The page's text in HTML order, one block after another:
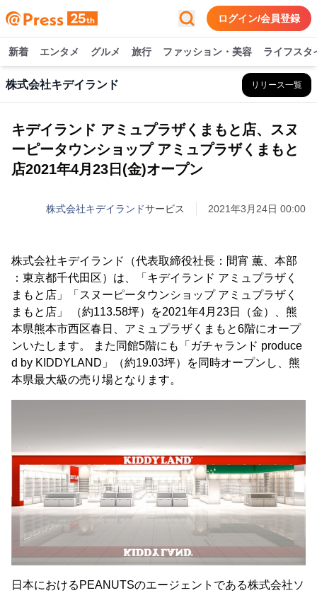
ログイン/会員登録
新着 エンタメ グルメ 旅行 ファッション・美容 ライフスタ
株式会社キデイランド リリース一覧
キデイランド アミュプラザくまもと店、スヌ
ーピータウンショップ アミュプラザくまもと
店2021年4月23日(金)オープン
株式会社キデイランドサービス 2021年3月24日 00:00
株式会社キデイランド（代表取締役社長：間宵 薫、本部
：東京都千代田区）は、「キデイランド アミュプラザく
まもと店」「スヌーピータウンショップ アミュプラザく
まもと店」 （約113.58坪）を2021年4月23日（金）、熊
本県熊本市西区春日、アミュプラザくまもと6階にオープ
ンいたします。 また同館5階にも「ガチャランド produce
d by KIDDYLAND」（約19.03坪）を同時オープンし、熊
本県最大級の売り場となります。
日本におけるPEANUTSのエージェントである株式会社ソ